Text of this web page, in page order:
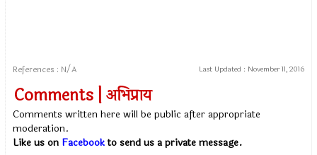
References : N/A Last Updated : November 11, 2016
Comments | अभिप्राय
Comments written here will be public after appropriate
moderation.
Like us on Facebookto send us a private message.